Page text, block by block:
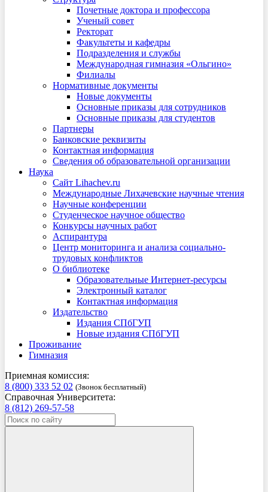
Почетные доктора и профессора
Ученый совет
Ректорат
Факультеты и кафедры
Подразделения и службы
Международная гимназия «Ольгино»
Филиалы
Нормативные документы
Новые документы
Основные приказы для сотрудников
Основные приказы для студентов
Партнеры
Банковские реквизиты
Контактная информация
Сведения об образовательной организации
Наука
Сайт Lihachev.ru
Международные Лихачевские научные чтения
Научные конференции
Студенческое научное общество
Конкурсы научных работ
Аспирантура
Центр мониторинга и анализа социально-
трудовых конфликтов
О библиотеке
Образовательные Интернет-ресурсы
Электронный каталог
Контактная информация
Издательство
Издания СПбГУП
Новые издания СПбГУП
Проживание
Гимназия
Приемная комиссия:
8 (800) 333 52 02 (Звонок бесплатный)
Справочная Университета:
8 (812) 269-57-58